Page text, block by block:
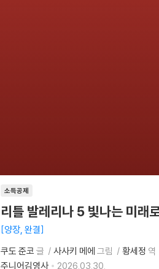
소득공제
리틀 발레리나 5 빛나는 미래
양장, 완결
쿠도 준코 글 사사키 메에 그림 황세정 역
주니어김영사
2026.03.30.